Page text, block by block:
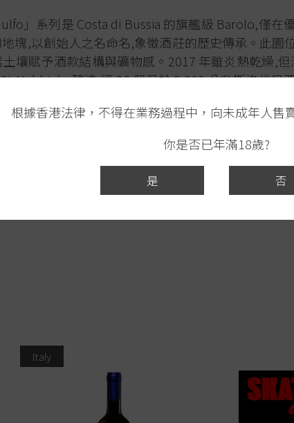
根據香港法律，不得在業務過程中，向未成年人售
你是否已年滿18歲?
是 否
」系列是 Costa di Bussia 的旗艦級 Barolo,僅在
塊,以創始人之名命名,象徵酒莊的歷史傳承。此園
壤賦予酒款結構與礦物感。2017 年雖炎熱乾燥,
Nebbiolo 釀造,經 36 個月於 5,000 公升斯洛伐尼
力量與優雅。酒標設計承襲 Arnulfo 19 世紀出口
建議醒酒 1-2 小時,最佳飲用窗口約就是這幾年。
Italy